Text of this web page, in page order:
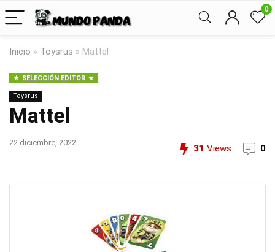
0
Inicio » Toysrus » Mattel
SELECCIÓN EDITOR
Toysrus
Mattel
22 diciembre, 2022
31 Views 0